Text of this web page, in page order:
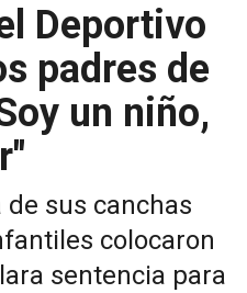
Deportivo
padres de
un niño,
de sus canchas
colocaron
sentencia para